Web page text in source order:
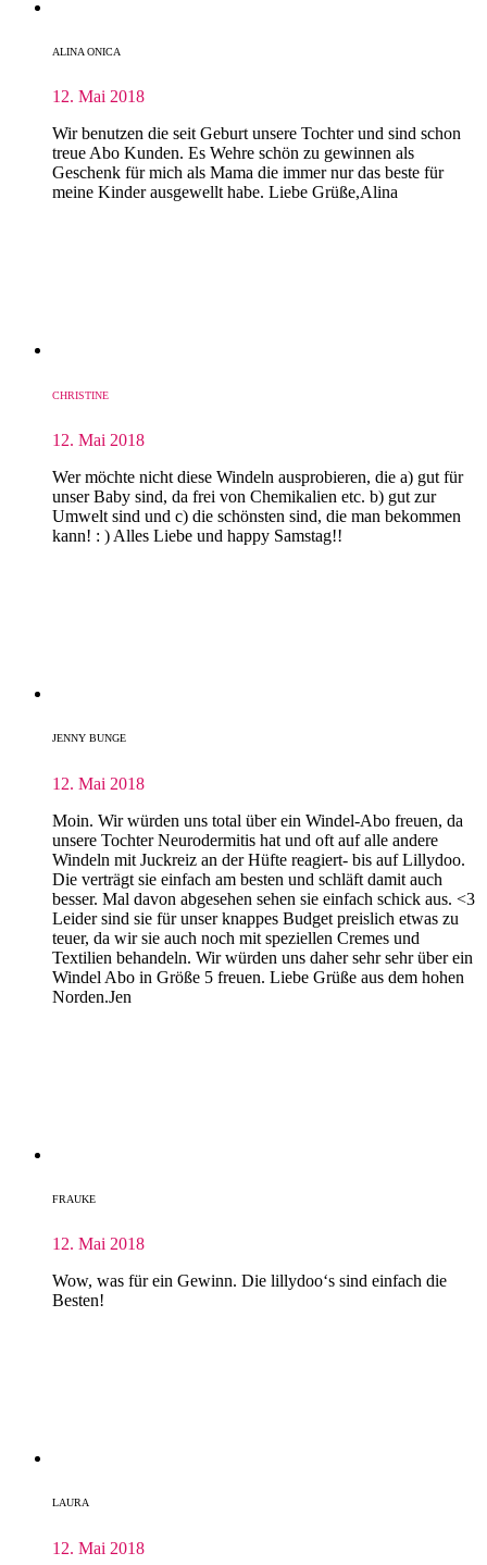
ALINA ONICA
12. Mai 2018
Wir benutzen die seit Geburt unsere Tochter und sind schon
treue Abo Kunden. Es Wehre schön zu gewinnen als
Geschenk für mich als Mama die immer nur das beste für
meine Kinder ausgewellt habe. Liebe Grüße,Alina
CHRISTINE
12. Mai 2018
Wer möchte nicht diese Windeln ausprobieren, die a) gut für
unser Baby sind, da frei von Chemikalien etc. b) gut zur
Umwelt sind und c) die schönsten sind, die man bekommen
kann! : ) Alles Liebe und happy Samstag!!
JENNY BUNGE
12. Mai 2018
Moin. Wir würden uns total über ein Windel-Abo freuen, da
unsere Tochter Neurodermitis hat und oft auf alle andere
Windeln mit Juckreiz an der Hüfte reagiert- bis auf Lillydoo.
Die verträgt sie einfach am besten und schläft damit auch
besser. Mal davon abgesehen sehen sie einfach schick aus. <3
Leider sind sie für unser knappes Budget preislich etwas zu
teuer, da wir sie auch noch mit speziellen Cremes und
Textilien behandeln. Wir würden uns daher sehr sehr über ein
Windel Abo in Größe 5 freuen. Liebe Grüße aus dem hohen
Norden.Jen
FRAUKE
12. Mai 2018
Wow, was für ein Gewinn. Die lillydoo‘s sind einfach die
Besten!
LAURA
12. Mai 2018